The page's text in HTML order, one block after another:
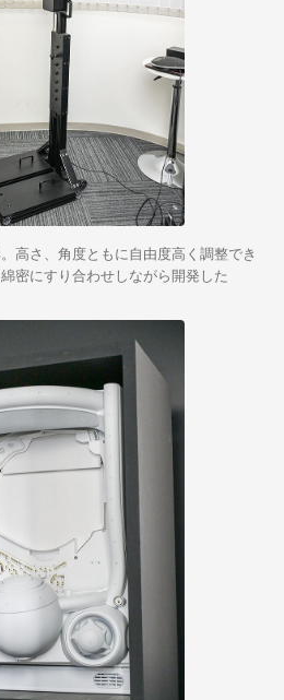
高さ、角度ともに自由度高く調整でき
密にすり合わせしながら開発した